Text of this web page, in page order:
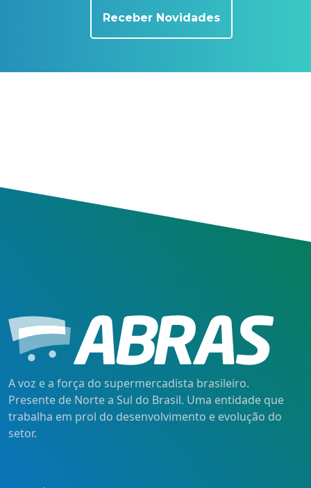
Receber Novidades
A voz e a força do supermercadista brasileiro.
Presente de Norte a Sul do Brasil. Uma entidade que
trabalha em prol do desenvolvimento e evolução do
setor.